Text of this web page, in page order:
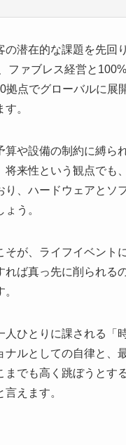
潜在的な課題を先回
ファブレス経営と
点でグローバルに展
。
や設備の制約に縛ら
来性という観点でも
、ハードウェアとソ
う。
が、ライフイベント
ば真っ先に削られる
ひとりに課される「
ルとしての自律と、
でも高く跳ぼうとす
えます。